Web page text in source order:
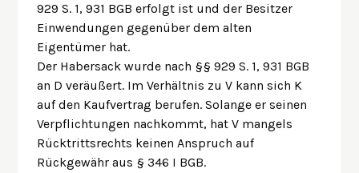
929 S. 1, 931 BGB erfolgt ist und der Besitzer
Einwendungen gegenüber dem alten
Eigentümer hat.
Der Habersack wurde nach §§ 929 S. 1, 931 BGB
an D veräußert. Im Verhältnis zu V kann sich K
auf den Kaufvertrag berufen. Solange er seinen
Verpflichtungen nachkommt, hat V mangels
Rücktrittsrechts keinen Anspruch auf
Rückgewähr aus § 346 I BGB.